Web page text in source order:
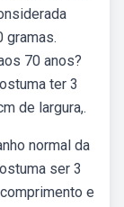
gramas.
70 anos?
ter 3
de largura,.
normal da
ser 3
e